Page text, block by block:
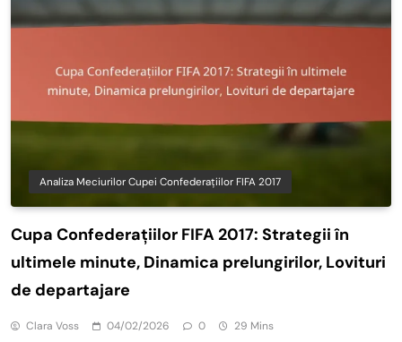
Analiza Meciurilor Cupei Confederațiilor FIFA 2017
Cupa Confederațiilor FIFA 2017: Strategii în
ultimele minute, Dinamica prelungirilor, Lovituri
de departajare
Clara Voss 04/02/2026 0 29 Mins